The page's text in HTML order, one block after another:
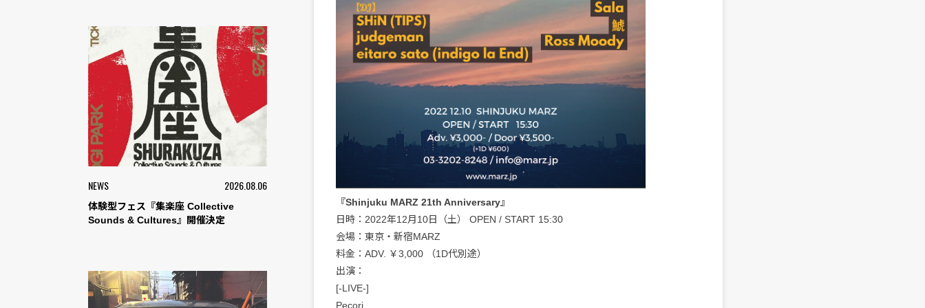
NEWS 2026.08.06
体験型フェス『集楽座 Collective
Sounds & Cultures』開催決定
『Shinjuku MARZ 21th Anniversary』
日時：2022年12月10日（土） OPEN / START 15:30
会場：東京・新宿MARZ
料金：ADV. ￥3,000 （1D代別途）
出演：
[-LIVE-]
Pecori